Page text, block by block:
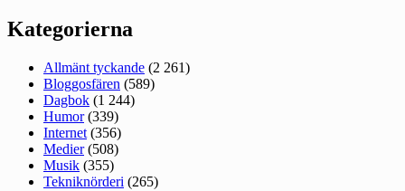
Kategorierna
Allmänt tyckande (2 261)
Bloggosfären (589)
Dagbok (1 244)
Humor(339)
Internet (356)
Medier(508)
Musik (355)
Tekniknörderi (265)